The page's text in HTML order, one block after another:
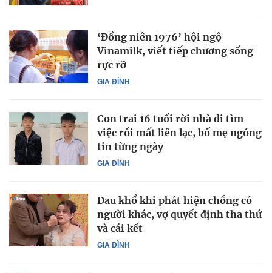
GIA ĐÌNH
‘Đồng niên 1976’ hội ngộ
Vinamilk, viết tiếp chương sống
rực rỡ
GIA ĐÌNH
Con trai 16 tuổi rời nhà đi tìm
việc rồi mất liên lạc, bố mẹ ngóng
tin từng ngày
GIA ĐÌNH
Đau khổ khi phát hiện chồng có
người khác, vợ quyết định tha thứ
và cái kết